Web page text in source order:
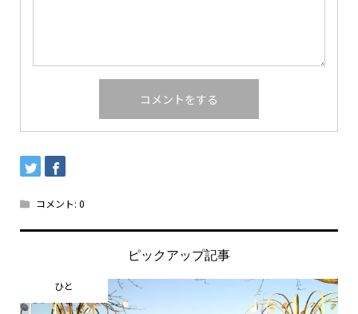
コメント: 0
ピックアップ記事
ひと